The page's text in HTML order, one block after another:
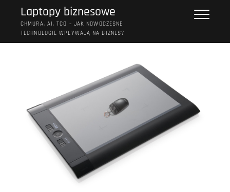
Laptopy biznesowe
CHMURA, AI, TCO – JAK NOWOCZESNE
TECHNOLOGIE WPŁYWAJĄ NA BIZNES?